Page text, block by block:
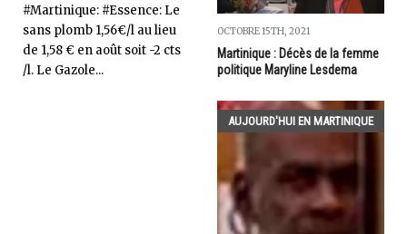
‎#Martinique: #Essence: Le
sans plomb 1,56€/l au lieu
de 1,58 € en août soit -2 cts
/l. Le Gazole...
OCTOBRE 15TH, 2021
Martinique : Décès de la femme
politique Maryline Lesdema
AUJOURD'HUI EN MARTINIQUE